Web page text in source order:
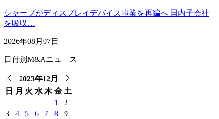
シャープがディスプレイデバイス事業を再編へ 国内子会社
を吸収…
2026年08月07日
日付別M&Aニュース
2023年12月
日
月 火 水 木 金 土
1
2
3
4 5 6 7 8
9